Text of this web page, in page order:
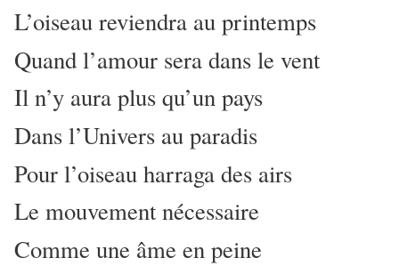
L’oiseau reviendra au printemps
Quand l’amour sera dans le vent
Il n’y aura plus qu’un pays
Dans l’Univers au paradis
Pour l’oiseau harraga des airs
Le mouvement nécessaire
Comme une âme en peine